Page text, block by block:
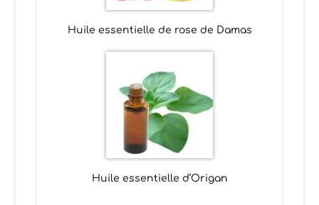
Huile essentielle de rose de Damas
Huile essentielle d’Origan